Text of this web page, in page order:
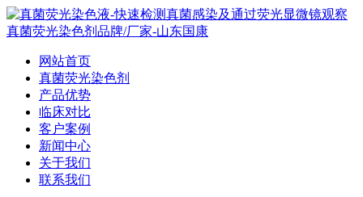
网站首页
真菌荧光染色剂
产品优势
临床对比
客户案例
新闻中心
关于我们
联系我们